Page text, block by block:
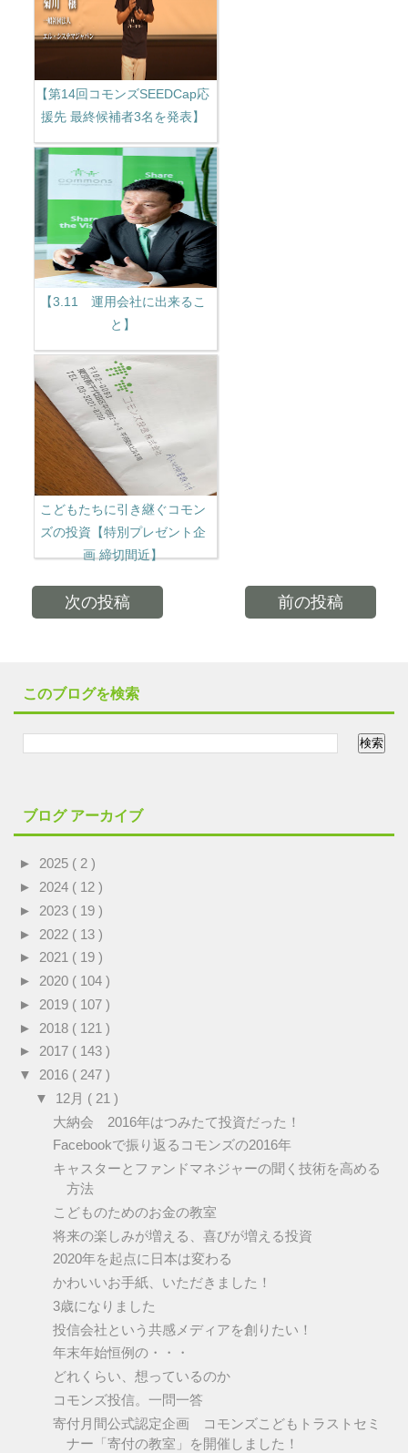
【第14回コモンズSEEDCap応
援先 最終候補者3名を発表】
【3.11 運用会社に出来るこ
と】
こどもたちに引き継ぐコモン
ズの投資【特別プレゼント企
画 締切間近】
次の投稿 前の投稿
このブログを検索
ブログ アーカイブ
► 2025 ( 2 )
► 2024 ( 12 )
► 2023 ( 19 )
► 2022 ( 13 )
► 2021 ( 19 )
► 2020 ( 104 )
► 2019 ( 107 )
► 2018 ( 121 )
► 2017 ( 143 )
▼ 2016 ( 247 )
▼ 12月 ( 21 )
大納会 2016年はつみたて投資だった！
Facebookで振り返るコモンズの2016年
キャスターとファンドマネジャーの聞く技術を高める
方法
こどものためのお金の教室
将来の楽しみが増える、喜びが増える投資
2020年を起点に日本は変わる
かわいいお手紙、いただきました！
3歳になりました
投信会社という共感メディアを創りたい！
年末年始恒例の・・・
どれくらい、想っているのか
コモンズ投信。一問一答
寄付月間公式認定企画 コモンズこどもトラストセミ
ナー「寄付の教室」を開催しました！